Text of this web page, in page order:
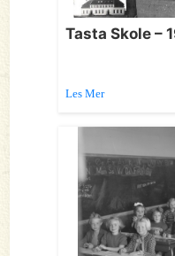
Tasta Skole –
Les Mer